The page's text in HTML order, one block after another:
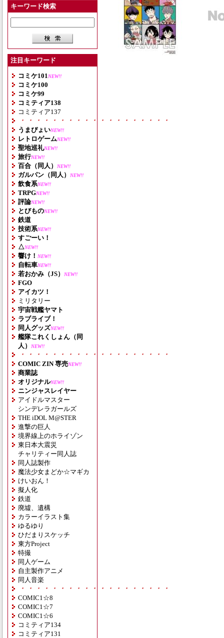
キーワード検索
注目キーワード
コミケ101 NEW!!
コミケ100
コミケ99
コミティア138
コミティア137
・・・・・・・・・・・・・・・・・・・
うまぴょいNEW!!
レトロゲームNEW!!
聖地巡礼NEW!!
旅行NEW!!
百合（同人） NEW!!
ガルパン（同人） NEW!!
飲食系NEW!!
TRPGNEW!!
評論NEW!!
とびものNEW!!
鉄道
技術系NEW!!
すごーい！
△NEW!!
響け！ NEW!!
自転車NEW!!
若おかみ（JS） NEW!!
FGO
アイカツ！
ミリタリー
宇宙戦艦ヤマト
ラブライブ！
同人グッズNEW!!
艦隊これくしょん（同
人）
NEW!!
・・・・・・・・・・・・・・・・・・・
COMIC ZIN 専売NEW!!
商業誌
オリジナルNEW!!
ニンジャスレイヤー
アイドルマスター
シンデレラガールズ
THE iDOL M@STER
進撃の巨人
境界線上のホライゾン
東日本大震災
チャリティー同人誌
同人誌製作
魔法少女まどか☆マギカ
けいおん！
擬人化
鉄道
廃墟、遺構
カラーイラスト集
ゆるゆり
ひだまりスケッチ
東方Project
特撮
同人ゲーム
自主製作アニメ
同人音楽
・・・・・・・・・・・・・・・・・・・
COMIC1☆8
COMIC1☆7
COMIC1☆6
コミティア134
コミティア131